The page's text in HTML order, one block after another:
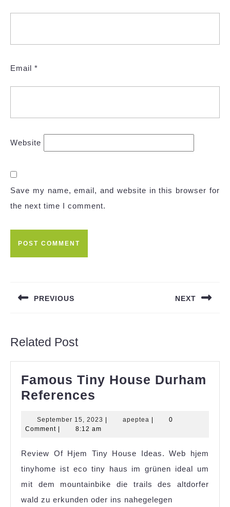
Email *
Website
Save my name, email, and website in this browser for
the next time I comment.
PREVIOUS NEXT
Related Post
Famous Tiny House Durham
References
House
References
September 15, 2023 September
| apeptea apeptea
|
0
Comment | 8:12 am
Review Of Hjem Tiny House Ideas. Web hjem
tinyhome ist eco tiny haus im grünen ideal um
mit dem mountainbike die trails des altdorfer
wald zu erkunden oder ins nahegelegen